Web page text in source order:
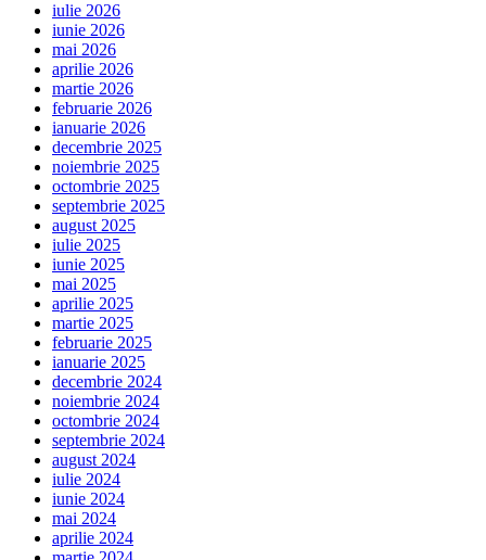
iulie 2026
iunie 2026
mai 2026
aprilie 2026
martie 2026
februarie 2026
ianuarie 2026
decembrie 2025
noiembrie 2025
octombrie 2025
septembrie 2025
august 2025
iulie 2025
iunie 2025
mai 2025
aprilie 2025
martie 2025
februarie 2025
ianuarie 2025
decembrie 2024
noiembrie 2024
octombrie 2024
septembrie 2024
august 2024
iulie 2024
iunie 2024
mai 2024
aprilie 2024